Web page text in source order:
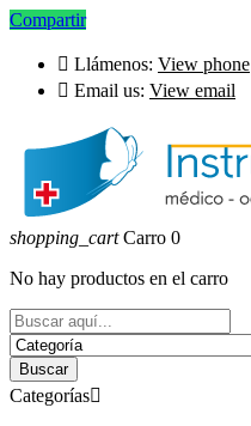
Compartir
 Llámenos: View phone
 Email us: View email
shopping_cart Carro 0
No hay productos en el carro
Buscar
Categorías